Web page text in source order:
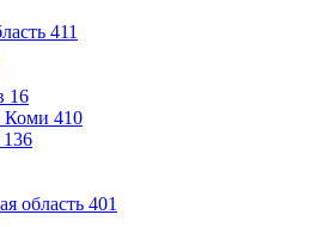
411
16
Коми 410
136
область 401